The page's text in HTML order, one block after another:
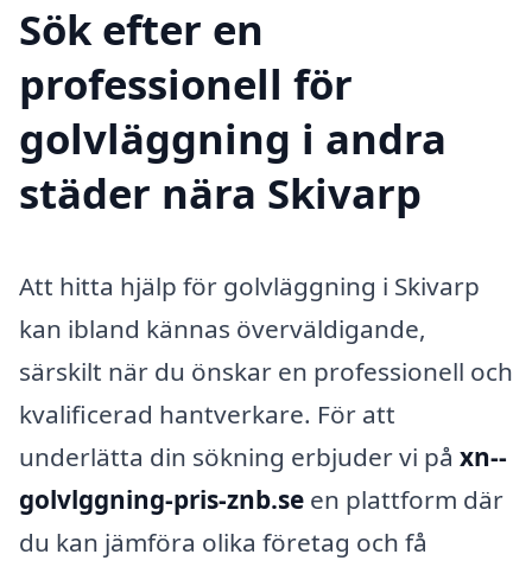
Sök efter en
professionell för
golvläggning i andra
städer nära Skivarp
Att hitta hjälp för golvläggning i Skivarp
kan ibland kännas överväldigande,
särskilt när du önskar en professionell och
kvalificerad hantverkare. För att
underlätta din sökning erbjuder vi på xn--
golvlggning-pris-znb.se en plattform där
du kan jämföra olika företag och få